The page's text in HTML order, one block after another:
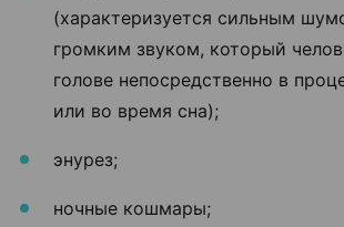
(характеризуется сильным
громким звуком, который
голове непосредственно в
или во время сна);
энурез;
ночные кошмары;